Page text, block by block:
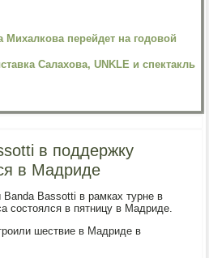
Михалкова перейдет на годовой
Салахова, UNKLE и спектакль
в поддержку
в Мадриде
Banda Bassotti в рамках турне в
состоялся в пятницу в Мадриде.
шествие в Мадриде в